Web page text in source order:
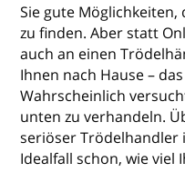
Sie gute
zu finden. Aber statt
auch an einen
Ihnen nach Hause –
Wahrscheinlich
unten zu verhandeln.
seriöser Trödelhandler
Idealfall schon, wie viel